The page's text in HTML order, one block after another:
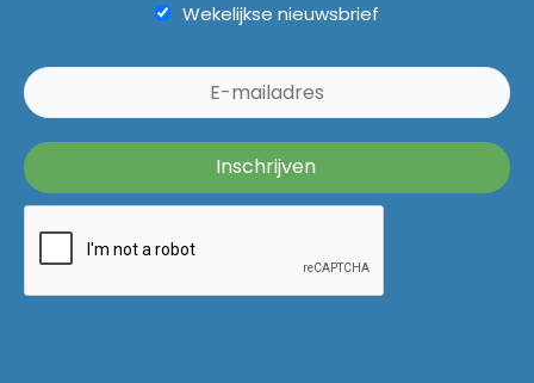
Wekelijkse nieuwsbrief